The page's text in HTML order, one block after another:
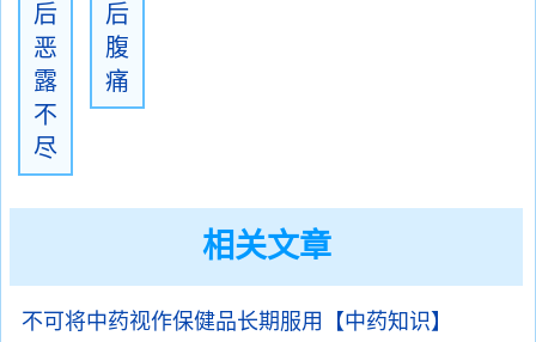
后
恶
露
不
尽
后
腹
痛
相关文章
不可将中药视作保健品长期服用【中药知识】